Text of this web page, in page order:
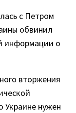
с Петром
обвинил
информации о
вторжения
Украине нужен